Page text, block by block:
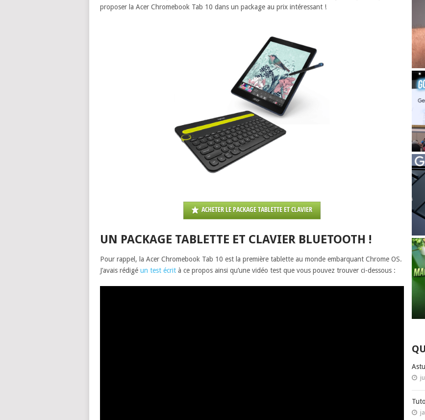
proposer la Acer Chromebook Tab 10 dans un package au prix intéressant !
ACHETER LE PACKAGE TABLETTE ET CLAVIER
UN PACKAGE TABLETTE ET CLAVIER BLUETOOTH !
Pour rappel, la Acer Chromebook Tab 10 est la première tablette au monde embarquant Chrome OS.
J’avais rédigé un test écrità ce propos ainsi qu’une vidéo test que vous pouvez trouver ci-dessous :